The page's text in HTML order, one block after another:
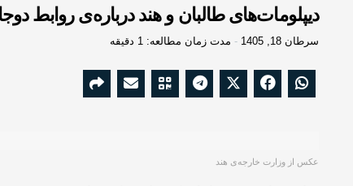
دیپلومات‌های طالبان و هند درباره‌ی روابط
سرطان 18, 1405 مدت زمان مطالعه: 1 دقیقه
عکس از وزارت خارجه‌ی هند